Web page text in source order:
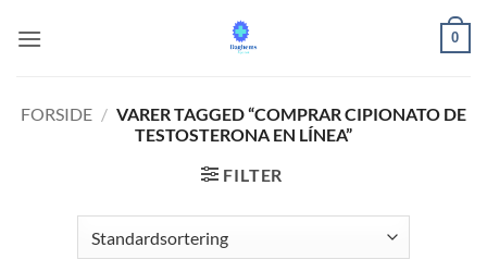
0
FORSIDE / VARER TAGGED “COMPRAR CIPIONATO DE
TESTOSTERONA EN LÍNEA”
FILTER